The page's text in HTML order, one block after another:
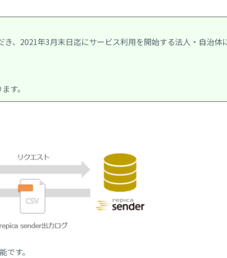
、2021年3月末日迄にサービス利用を開始する法人・自治体
す。
す。